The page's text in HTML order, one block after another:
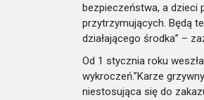
bezpieczeństwa, a dzieci
przytrzymujących. Będą
działającego środka” –
Od 1 stycznia roku
wykroczeń.”Karze grzywny
niestosująca się do